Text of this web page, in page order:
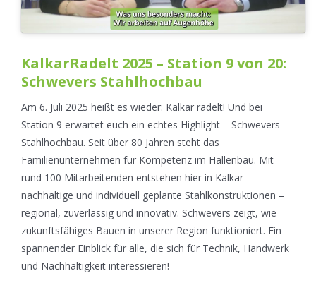
KalkarRadelt 2025 – Station 9 von 20:
Schwevers Stahlhochbau
Am 6. Juli 2025 heißt es wieder: Kalkar radelt! Und bei
Station 9 erwartet euch ein echtes Highlight – Schwevers
Stahlhochbau. Seit über 80 Jahren steht das
Familienunternehmen für Kompetenz im Hallenbau. Mit
rund 100 Mitarbeitenden entstehen hier in Kalkar
nachhaltige und individuell geplante Stahlkonstruktionen –
regional, zuverlässig und innovativ. Schwevers zeigt, wie
zukunftsfähiges Bauen in unserer Region funktioniert. Ein
spannender Einblick für alle, die sich für Technik, Handwerk
und Nachhaltigkeit interessieren!